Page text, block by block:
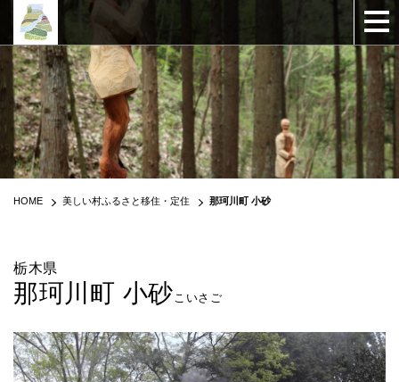
HOME 美しい村ふるさと移住・定住 那珂川町 小砂
栃木県
那珂川町 小砂こいさご